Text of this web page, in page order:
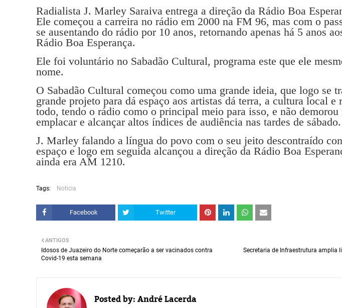
Radialista J. Marley Saraiva entrega a direção da Rádio Boa
Ele começou a carreira no rádio em 2000 na FM 96, mas com o
se ausentando do rádio por 10 anos, retornando apenas há 5 anos
Rádio Boa Esperança.
Ele foi voluntário no Sabadão Cultural, programa este que ele
nome.
O Sabadão Cultural começou como uma grande ideia, que logo se
grande projeto para dá espaço aos artistas dá terra, a cultura local e
todo, tendo o rádio como o principal meio para isso, e não
emplacar e alcançar altos índices de audiência nas tardes de sábado.
J. Marley falando a língua do povo com o seu jeito descontraído
espaço e logo em seguida alcançou a direção da Rádio Boa
ainda era AM 1210.
Tags: Noticia
Facebook Twitter
Secretaria de Infraestrutura amplia
ANTIGOS
Idosos de Juazeiro do Norte começarão a ser vacinados contra
Covid-19 esta semana
Posted by:André Lacerda